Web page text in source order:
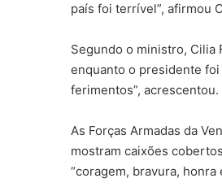
país foi terrível”, afirmou
Segundo o ministro, Cilia
enquanto o presidente foi
ferimentos”, acrescentou.
As Forças Armadas da
mostram caixões
“coragem, bravura,